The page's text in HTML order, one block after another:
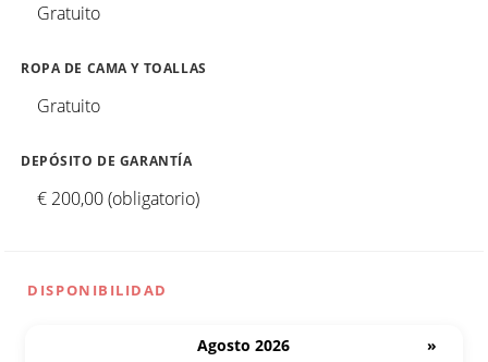
Gratuito
ROPA DE CAMA Y TOALLAS
Gratuito
DEPÓSITO DE GARANTÍA
€ 200,00 (obligatorio)
DISPONIBILIDAD
Agosto 2026
»